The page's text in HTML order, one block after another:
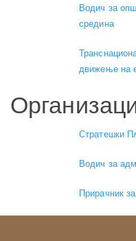
Водич за
средина
движење на
Стратешки
Водич за
Прирачник